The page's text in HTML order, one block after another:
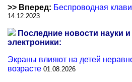
>> Вперед: Беспроводная
14.12.2023
Последние новости науки
электроники:
Экраны влияют на детей
возрасте 01.08.2026